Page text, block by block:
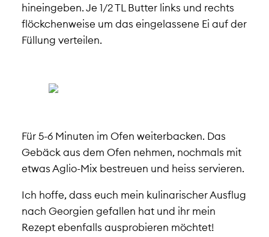
hineingeben. Je 1/2 TL Butter links und rechts
flöckchenweise um das eingelassene Ei auf der
Füllung verteilen.
Für 5-6 Minuten im Ofen weiterbacken. Das
Gebäck aus dem Ofen nehmen, nochmals mit
etwas Aglio-Mix bestreuen und heiss servieren.
Ich hoffe, dass euch mein kulinarischer Ausflug
nach Georgien gefallen hat und ihr mein
Rezept ebenfalls ausprobieren möchtet!